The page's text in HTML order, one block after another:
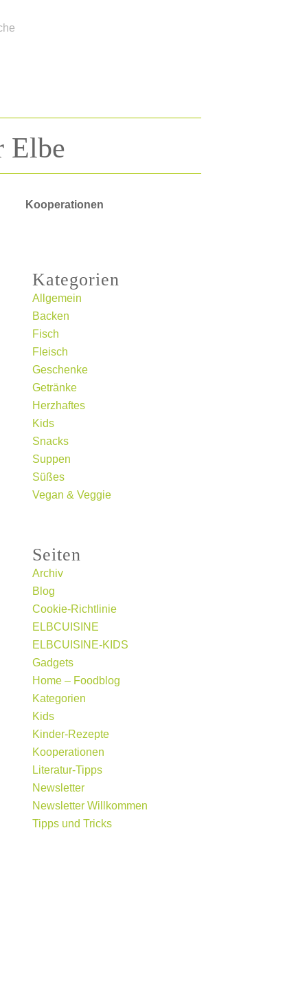
Elbe
Kooperationen
Kategorien
Allgemein
Backen
Fisch
Fleisch
Geschenke
Getränke
Herzhaftes
Kids
Snacks
Suppen
Süßes
Vegan & Veggie
Seiten
Archiv
Blog
Cookie-Richtlinie
ELBCUISINE
ELBCUISINE-KIDS
Gadgets
Home – Foodblog
Kategorien
Kids
Kinder-Rezepte
Kooperationen
Literatur-Tipps
Newsletter
Newsletter Willkommen
Tipps und Tricks